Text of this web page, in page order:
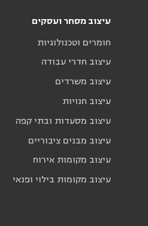
עיצוב מסחר ועסקים
חומרים וטכנולוגיות
עיצוב חדרי עבודה
עיצוב משרדים
עיצוב חנויות
עיצוב מסעדות ובתי קפה
עיצוב מבנים ציבוריים
עיצוב מקומות אירוח
עיצוב מקומות בילוי ופנאי